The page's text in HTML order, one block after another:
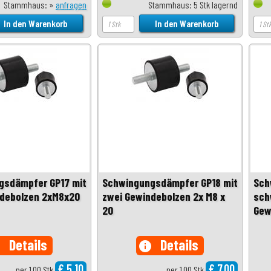
Stammhaus: » anfragen Stammhaus: 5 Stk lagernd
GP17 mit
2xM8x20
Details
Schwingungsdämpfer GP18 mit
zwei Gewindebolzen 2x M8 x
20
info Details